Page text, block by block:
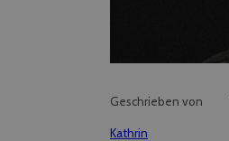
Geschrieben von
Kathrin